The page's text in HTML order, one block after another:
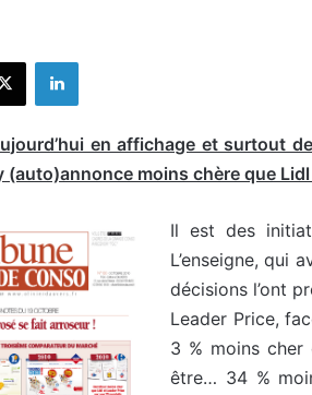
X Linkedin
en affichage et surtout
(auto)annonce moins chère que
Il est des
L’enseigne, qui
décisions l’ont
Leader Price,
3 % moins cher
être… 34 %